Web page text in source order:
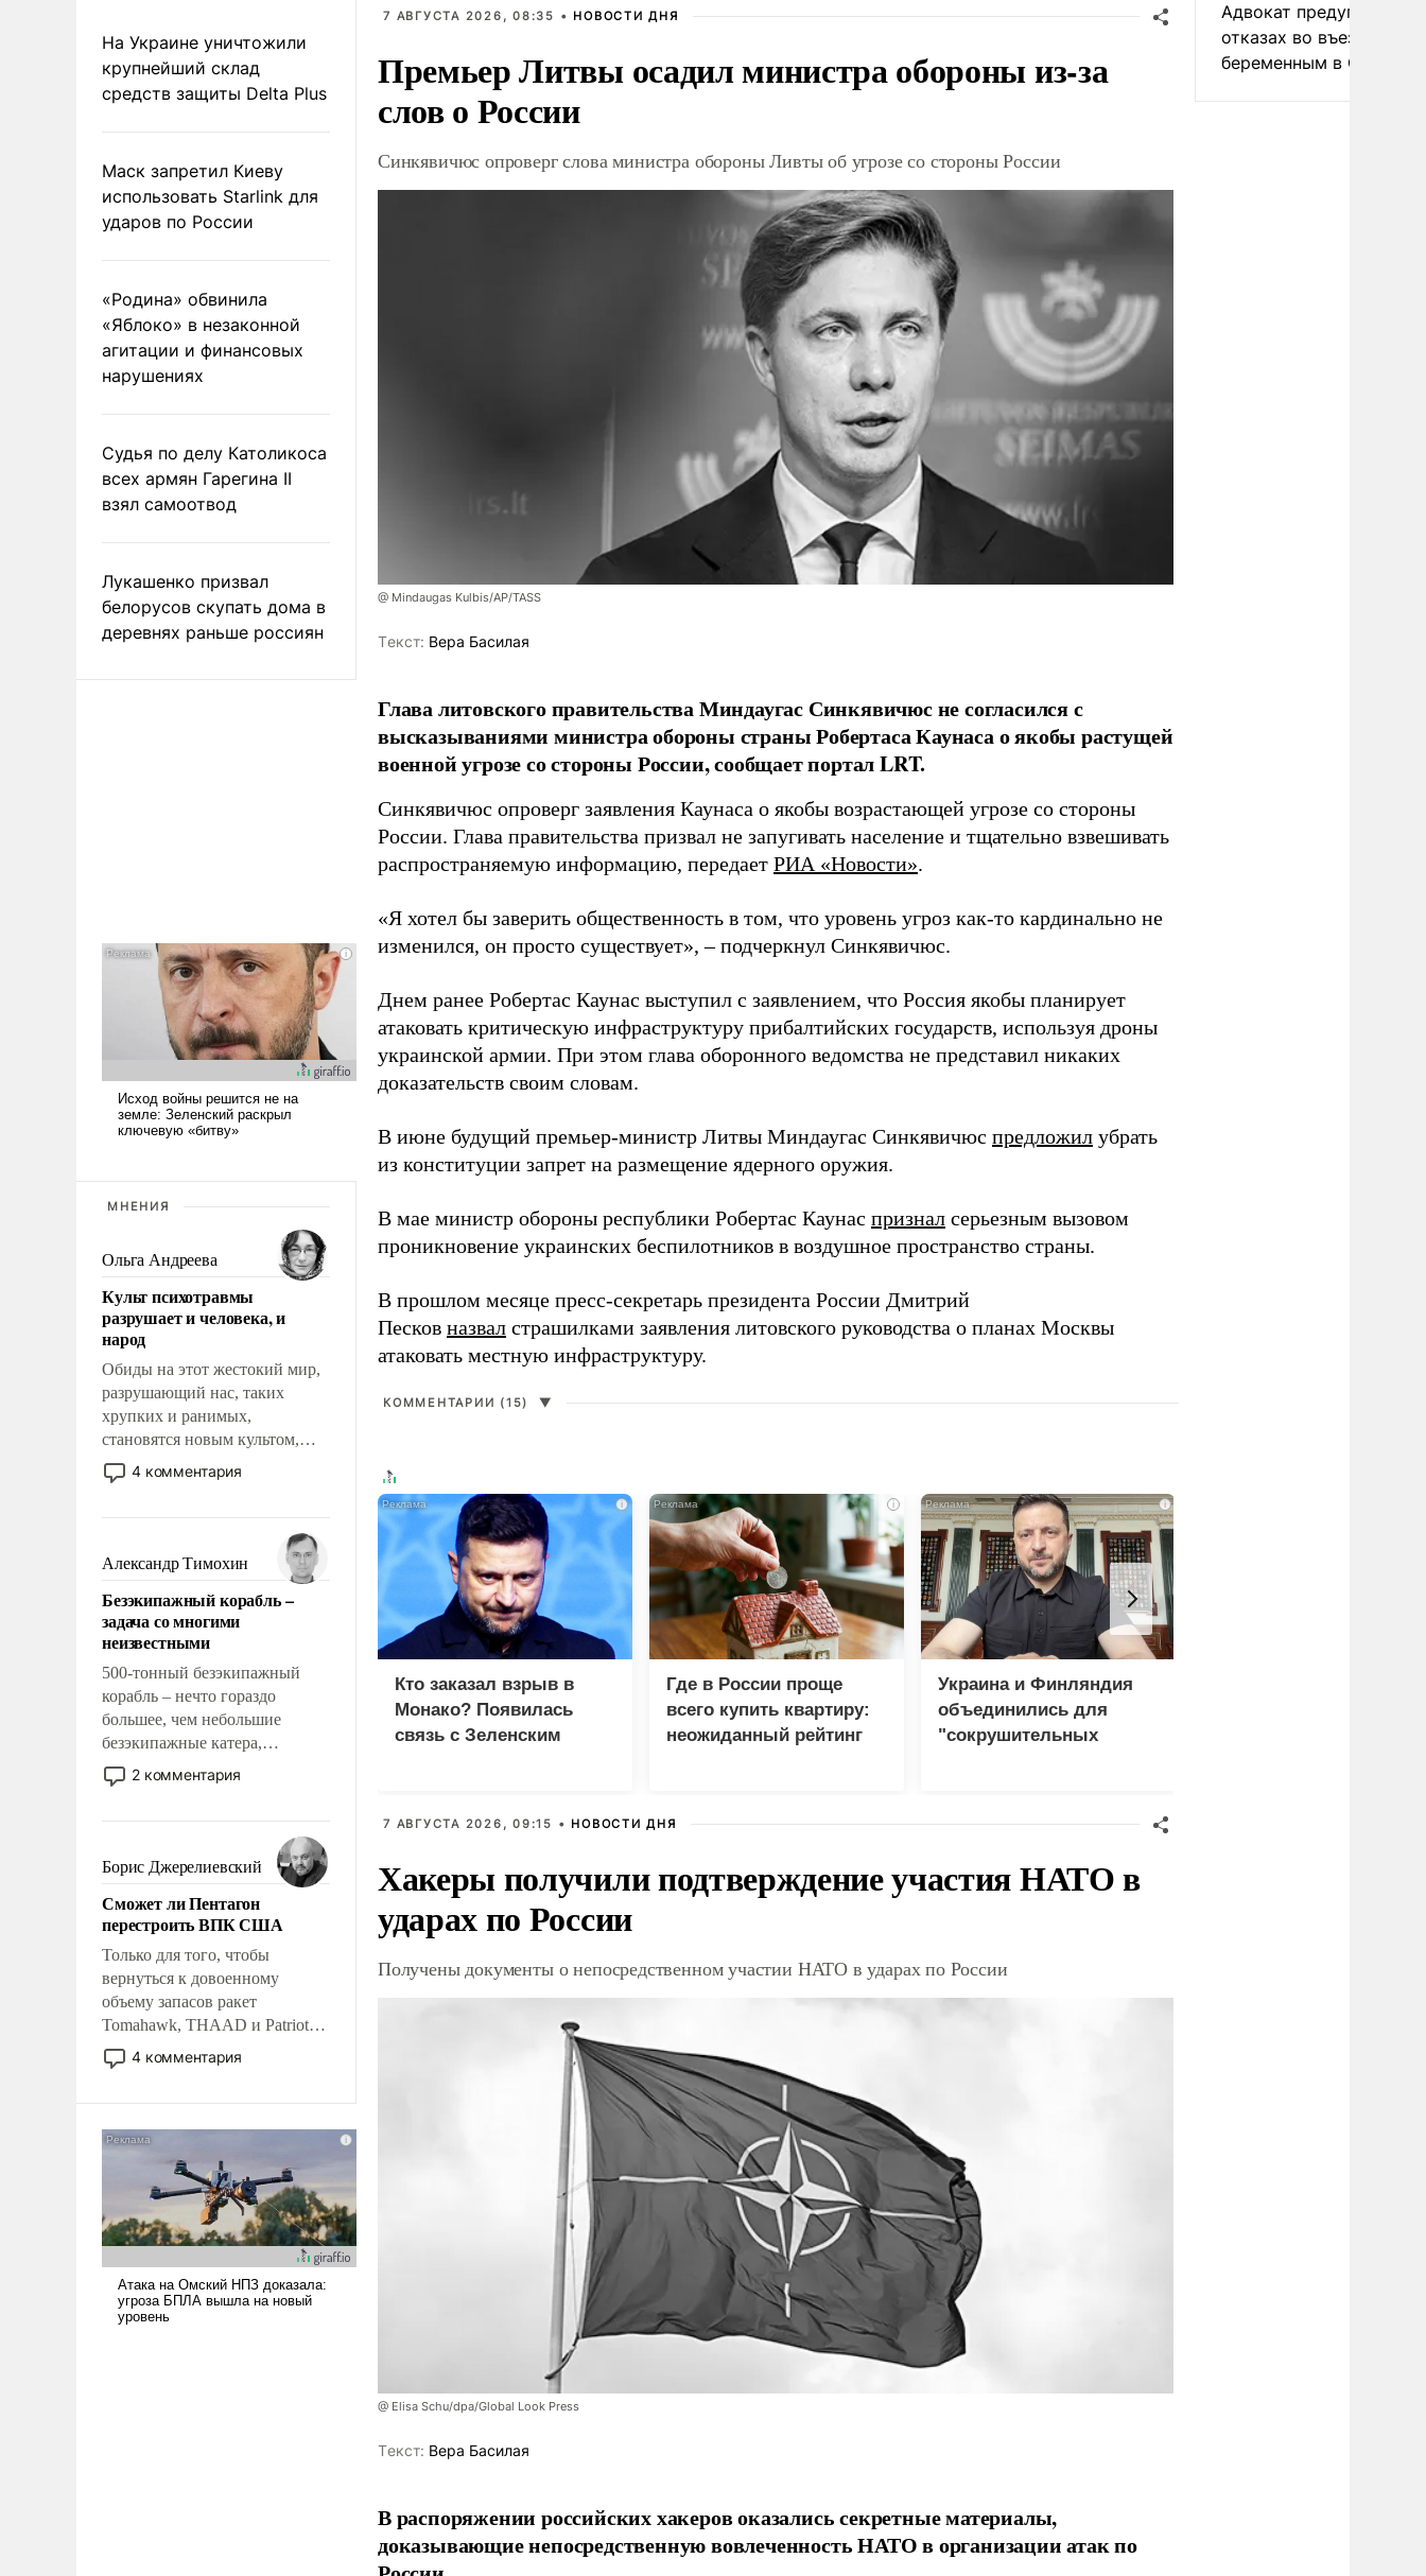
На Украине уничтожили
крупнейший склад
средств защиты Delta Plus
Маск запретил Киеву
использовать Starlink для
ударов по России
«Родина» обвинила
«Яблоко» в незаконной
агитации и финансовых
нарушениях
Судья по делу Католикоса
всех армян Гарегина II
взял самоотвод
Лукашенко призвал
белорусов скупать дома в
деревнях раньше россиян
МНЕНИЯ
Ольга Андреева
Культ психотравмы
разрушает и человека, и
народ
Обиды на этот жестокий мир,
разрушающий нас, таких
хрупких и ранимых,
становятся новым культом,
постепенно вытесняя и
отменяя традиционное
мужественным и твердым под
ударами судьбы, брать на себя
ответственность, помогать
слабым, идти вперед и
адаптироваться.
4 комментария
Александр Тимохин
Безэкипажный корабль –
задача со многими
неизвестными
500-тонный безэкипажный
корабль – нечто гораздо
большее, чем небольшие
безэкипажные катера,
применение которых уже
стало обыденностью. Задача по
сложна и амбициозна. Однако
и ее реализация радикально
поднимет наши боевые
возможности.
2 комментария
Борис Джерелиевский
Сможет ли Пентагон
перестроить ВПК США
Только для того, чтобы
вернуться к довоенному
объему запасов ракет
Tomahawk, THAAD и Patriot
США потребуется более трех
лет. Даже небольшая война с
Сложившаяся ситуация
означает многолетний период
уязвимости США, например,
перед Китаем.
4 комментария
7 АВГУСТА 2026, 08:35 • НОВОСТИ ДНЯ
Премьер Литвы осадил министра обороны из-за
слов о России
Синкявичюс опроверг слова министра обороны Ливты об угрозе со стороны России
@ Mindaugas Kulbis/AP/TASS
Tекст: Вера Басилая
Глава литовского правительства Миндаугас Синкявичюс не согласился с
высказываниями министра обороны страны Робертаса Каунаса о якобы растущей
военной угрозе со стороны России, сообщает портал LRT.
Синкявичюс опроверг заявления Каунаса о якобы возрастающей угрозе со стороны
России. Глава правительства призвал не запугивать население и тщательно взвешивать
распространяемую информацию, передает РИА «Новости».
«Я хотел бы заверить общественность в том, что уровень угроз как-то кардинально не
изменился, он просто существует», – подчеркнул Синкявичюс.
Днем ранее Робертас Каунас выступил с заявлением, что Россия якобы планирует
атаковать критическую инфраструктуру прибалтийских государств, используя дроны
украинской армии. При этом глава оборонного ведомства не представил никаких
доказательств своим словам.
В июне будущий премьер-министр Литвы Миндаугас Синкявичюс предложил убрать
из конституции запрет на размещение ядерного оружия.
В мае министр обороны республики Робертас Каунас признал серьезным вызовом
проникновение украинских беспилотников в воздушное пространство страны.
В прошлом месяце пресс-секретарь президента России Дмитрий
Песков назвал страшилками заявления литовского руководства о планах Москвы
атаковать местную инфраструктуру.
КОММЕНТАРИИ (15) ▼
i
Кто заказал взрыв в
Монако? Появилась
связь с Зеленским
i
Где в России проще
всего купить квартиру:
неожиданный рейтинг
i
Украина и Финляндия
объединились для
"сокрушительных
7 АВГУСТА 2026, 09:15 • НОВОСТИ ДНЯ
Хакеры получили подтверждение участия НАТО в
ударах по России
Получены документы о непосредственном участии НАТО в ударах по России
@ Elisa Schu/dpa/Global Look Press
Tекст: Вера Басилая
В распоряжении российских хакеров оказались секретные материалы,
доказывающие непосредственную вовлеченность НАТО в организации атак по
Адвокат предупредил
отказах во въезде
беременным в США